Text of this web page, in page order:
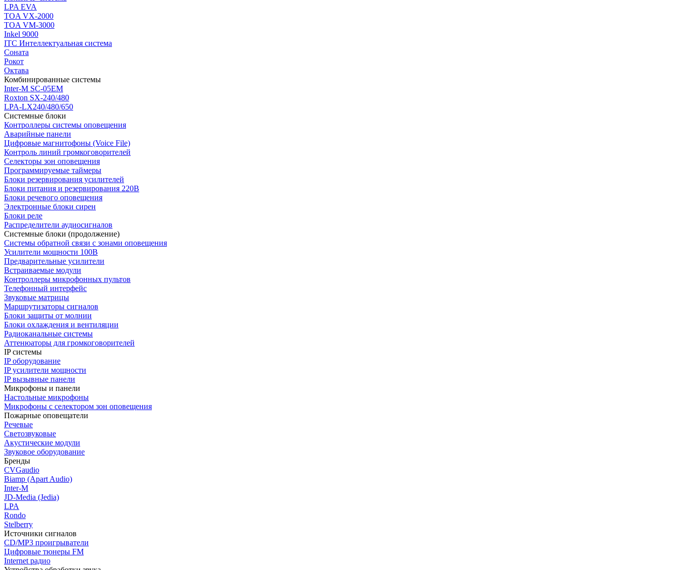
LPA EVA
TOA VX-2000
TOA VM-3000
Inkel 9000
ITC Интеллектуальная система
Соната
Рокот
Октава
Комбинированные системы
Inter-M SC-05EM
Roxton SX-240/480
LPA-LX240/480/650
Системные блоки
Контроллеры системы оповещения
Аварийные панели
Цифровые магнитофоны (Voice File)
Контроль линий громкоговорителей
Селекторы зон оповещения
Программируемые таймеры
Блоки резервирования усилителей
Блоки питания и резервирования 220В
Блоки речевого оповещения
Электронные блоки сирен
Блоки реле
Распределители аудиосигналов
Системные блоки (продолжение)
Системы обратной связи с зонами оповещения
Усилители мощности 100В
Предварительные усилители
Встраиваемые модули
Контроллеры микрофонных пультов
Телефонный интерфейс
Звуковые матрицы
Маршрутизаторы сигналов
Блоки защиты от молнии
Блоки охлаждения и вентиляции
Радиоканальные системы
Аттенюаторы для громкоговорителей
IP системы
IP оборудование
IP усилители мощности
IP вызывные панели
Микрофоны и панели
Настольные микрофоны
Микрофоны с селектором зон оповещения
Пожарные оповещатели
Речевые
Светозвуковые
Акустические модули
Звуковое оборудование
Бренды
CVGaudio
Biamp (Apart Audio)
Inter-M
JD-Media (Jedia)
LPA
Rondo
Stelberry
Источники сигналов
CD/MP3 проигрыватели
Цифровые тюнеры FM
Internet радио